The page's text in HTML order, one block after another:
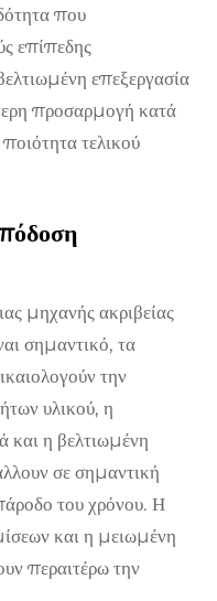
που
επίπεδης
επεξεργασία
προσαρμογή κατά
τελικού
μηχανής ακριβείας
σημαντικό, τα
την
υλικού, η
και η βελτιωμένη
σε σημαντική
του χρόνου. Η
και η μειωμένη
περαιτέρω την